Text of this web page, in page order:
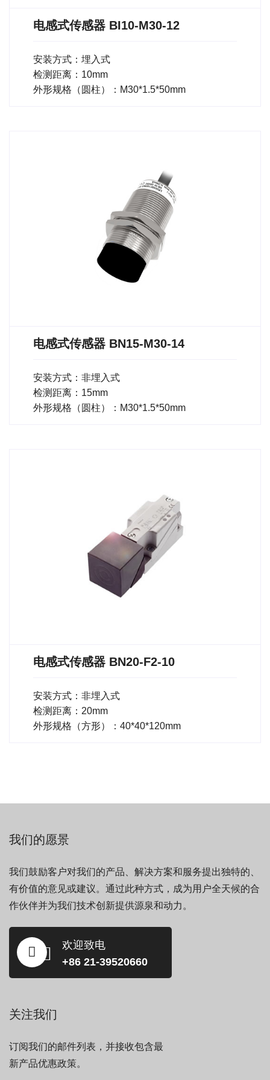
电感式传感器 BI10-M30-12
安装方式：埋入式
检测距离：10mm
外形规格（圆柱）：M30*1.5*50mm
电感式传感器 BN15-M30-14
安装方式：非埋入式
检测距离：15mm
外形规格（圆柱）：M30*1.5*50mm
电感式传感器 BN20-F2-10
安装方式：非埋入式
检测距离：20mm
外形规格（方形）：40*40*120mm
我们的愿景
我们鼓励客户对我们的产品、解决方案和服务提出独特的、
有价值的意见或建议。通过此种方式，成为用户全天候的合
作伙伴并为我们技术创新提供源泉和动力。
欢迎致电
+86 21-39520660
关注我们
订阅我们的邮件列表，并接收包含最
新产品优惠政策。